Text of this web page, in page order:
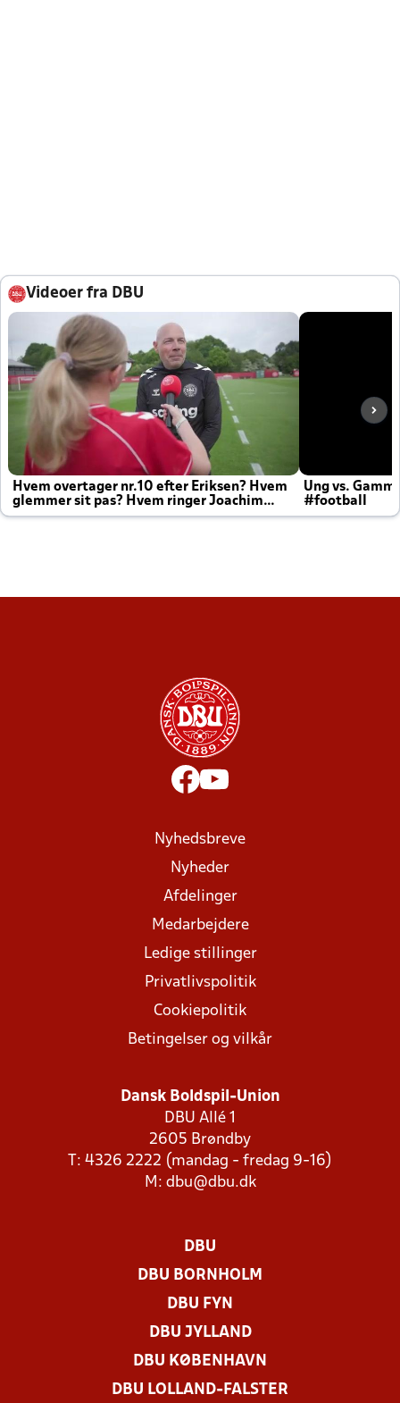
Videoer fra DBU
Hvem overtager nr.10 efter Eriksen? Hvem
glemmer sit pas? Hvem ringer Joachim
altid til efter kampe?
Ung vs.
#football
Nyhedsbreve
Nyheder
Afdelinger
Medarbejdere
Ledige stillinger
Privatlivspolitik
Cookiepolitik
Betingelser og vilkår
Dansk Boldspil-Union
DBU Allé 1
2605 Brøndby
T: 4326 2222 (mandag - fredag 9-16)
M: dbu@dbu.dk
DBU
DBU BORNHOLM
DBU FYN
DBU JYLLAND
DBU KØBENHAVN
DBU LOLLAND-FALSTER